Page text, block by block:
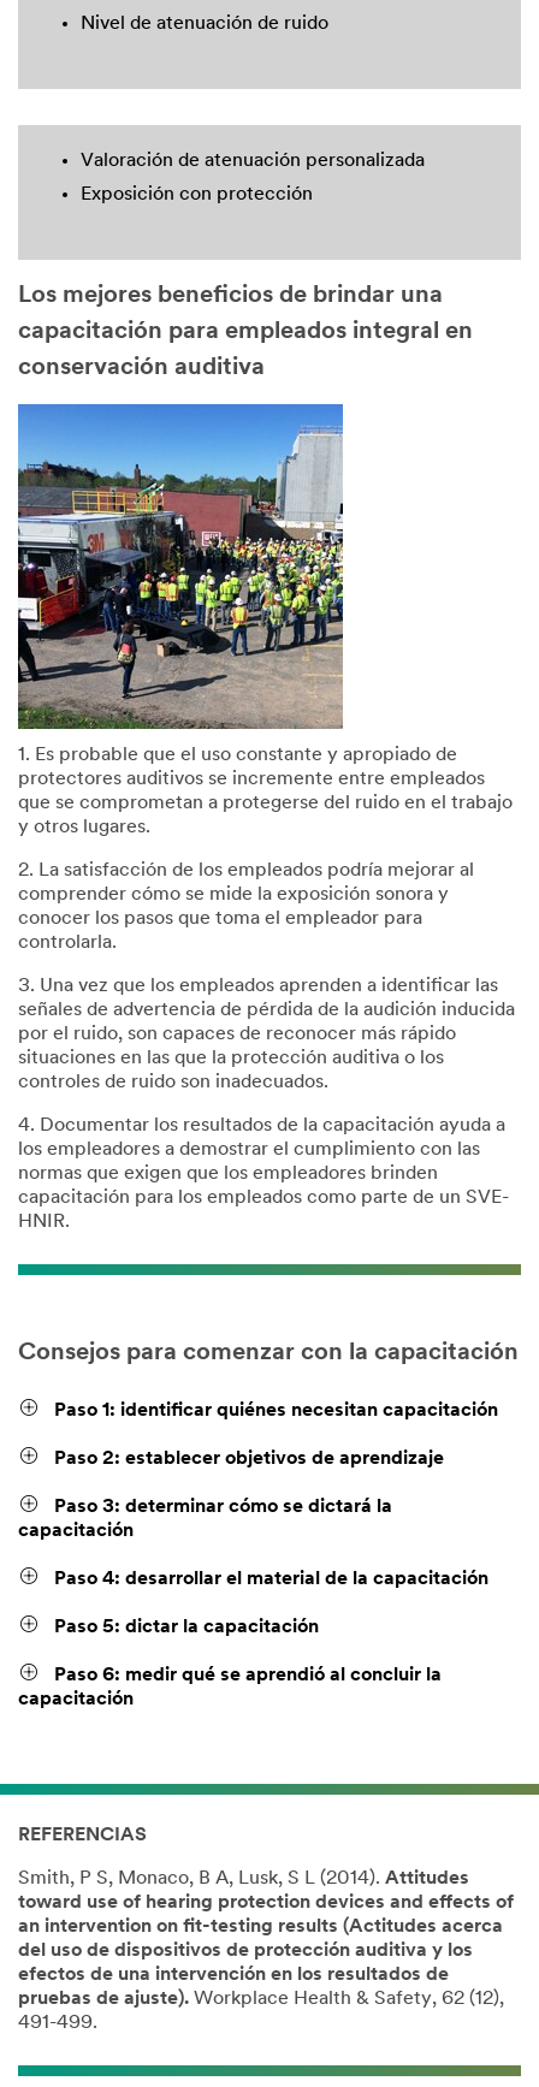
Nivel de atenuación de ruido
Valoración de atenuación personalizada
Exposición con protección
Los mejores beneficios de brindar una
capacitación para empleados integral en
conservación auditiva
1. Es probable que el uso constante y apropiado de
protectores auditivos se incremente entre empleados
que se comprometan a protegerse del ruido en el trabajo
y otros lugares.
2. La satisfacción de los empleados podría mejorar al
comprender cómo se mide la exposición sonora y
conocer los pasos que toma el empleador para
controlarla.
3. Una vez que los empleados aprenden a identificar las
señales de advertencia de pérdida de la audición inducida
por el ruido, son capaces de reconocer más rápido
situaciones en las que la protección auditiva o los
controles de ruido son inadecuados.
4. Documentar los resultados de la capacitación ayuda a
los empleadores a demostrar el cumplimiento con las
normas que exigen que los empleadores brinden
capacitación para los empleados como parte de un SVE-
HNIR.
Consejos para comenzar con la capacitación
Paso 1: identificar quiénes necesitan capacitación
Paso 2: establecer objetivos de aprendizaje
Paso 3: determinar cómo se dictará la
capacitación
Paso 4: desarrollar el material de la capacitación
Paso 5: dictar la capacitación
Paso 6: medir qué se aprendió al concluir la
capacitación
REFERENCIAS
Smith, P S, Monaco, B A, Lusk, S L (2014). Attitudes
toward use of hearing protection devices and effects of
an intervention on fit-testing results (Actitudes acerca
del uso de dispositivos de protección auditiva y los
efectos de una intervención en los resultados de
pruebas de ajuste). Workplace Health & Safety, 62 (12),
491-499.